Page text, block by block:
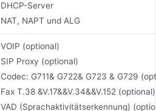
DHCP-Server
NAT, NAPT und ALG
VOIP (optional)
SIP Proxy (optional)
Codec: G711& G722& G723 & G729
Fax T.38 &V.17&&V.34&&V.152 (optional)
VAD (Sprachaktivitätserkennung)